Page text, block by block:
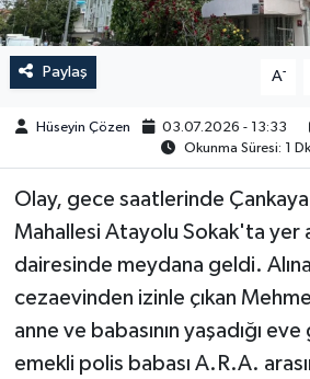
Paylaş A-
Hüseyin Çözen 03.07.2026 - 13:33
Okunma Süresi: 1 Dk
Olay, gece saatlerinde Çankaya
Mahallesi Atayolu Sokak'ta yer
dairesinde meydana geldi.
cezaevinden izinle çıkan
anne ve babasının yaşadığı
emekli polis babası A.R.A.